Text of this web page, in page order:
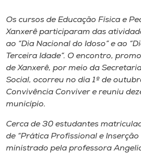
CPA
Biblioteca
Editora
Museu
Os cursos de Educação Física e
Xanxerê participaram das
ao “Dia Nacional do Idoso” e ao
Terceira Idade”. O encontro,
de Xanxerê, por meio da
Social, ocorreu no dia 1º de
Convivência Conviver e reuniu
município.
Cerca de 30 estudantes
de “Prática Profissional e Inserção
ministrado pela professora